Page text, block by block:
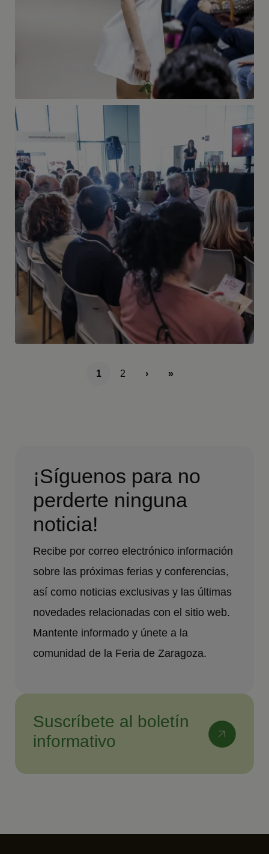
1 2 › »
¡Síguenos para no
perderte ninguna
noticia!
Recibe por correo electrónico información
sobre las próximas ferias y conferencias,
así como noticias exclusivas y las últimas
novedades relacionadas con el sitio web.
Mantente informado y únete a la
comunidad de la Feria de Zaragoza.
Suscríbete al boletín
informativo